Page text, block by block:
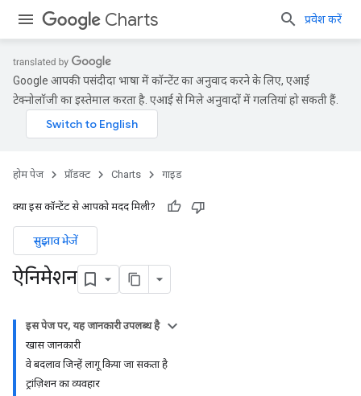
Charts प्रवेश करें
Google आपकी पसंदीदा भाषा में कॉन्टेंट का अनुवाद करने के लिए, एआई
टेक्नोलॉजी का इस्तेमाल करता है. एआई से मिले अनुवादों में गलतियां हो सकती हैं.
होम पेज प्रॉडक्ट Charts गाइड
क्या इस कॉन्टेंट से आपको मदद मिली?
सुझाव भेजें
ऐनिमेशन
इस पेज पर, यह जानकारी उपलब्ध है
खास जानकारी
वे बदलाव जिन्हें लागू किया जा सकता है
ट्रांज़िशन का व्यवहार